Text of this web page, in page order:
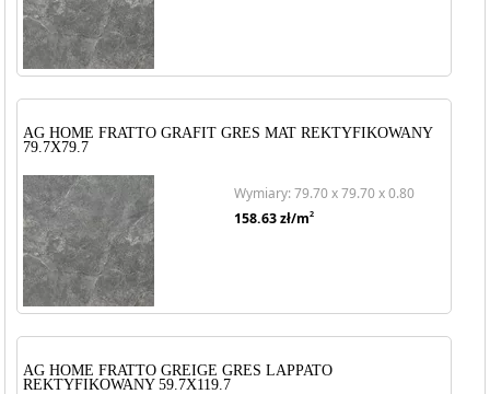
AG HOME FRATTO GRAFIT GRES MAT REKTYFIKOWANY
79.7X79.7
Wymiary: 79.70 x 79.70 x 0.80
158.63zł/m2
AG HOME FRATTO GREIGE GRES LAPPATO
REKTYFIKOWANY 59.7X119.7